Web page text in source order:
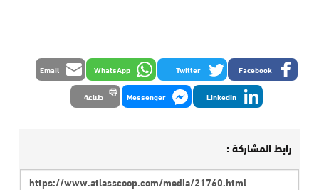
Facebook
Twitter
WhatsApp
Email
LinkedIn
Messenger طباعة
رابط المشاركة :